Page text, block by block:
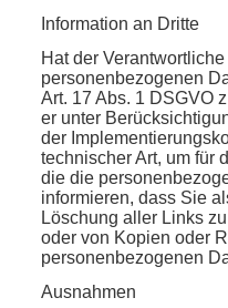
Information an Dritte
Hat der
personenbezogenen
Art. 17 Abs. 1 DSGVO
er unter
der
technischer Art, um für
die die
informieren, dass Sie
Löschung aller Links
oder von Kopien oder
personenbezogenen
Ausnahmen